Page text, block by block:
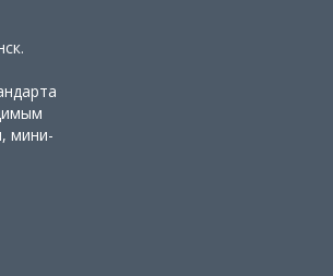
мини-